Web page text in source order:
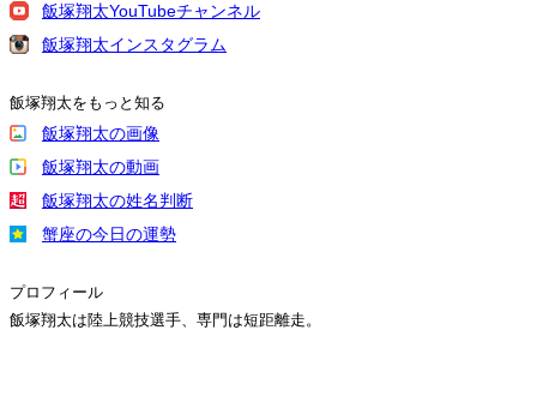
飯塚翔太YouTubeチャンネル
飯塚翔太インスタグラム
飯塚翔太をもっと知る
飯塚翔太の画像
飯塚翔太の動画
飯塚翔太の姓名判断
蟹座の今日の運勢
プロフィール
飯塚翔太は陸上競技選手、専門は短距離走。